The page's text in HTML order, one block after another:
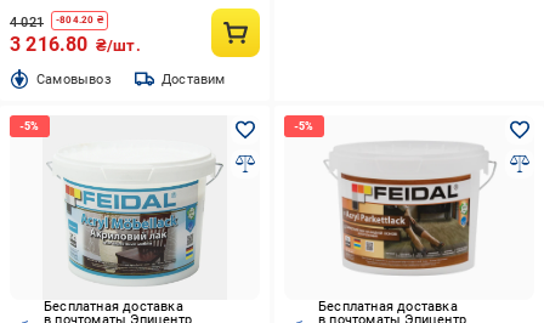
4 021 -804.20 ₴
3 216.80 ₴/шт.
Cамовывоз Доставим
Бесплатная доставка
Бесплатная доставка